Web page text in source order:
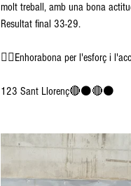
molt treball, amb una bona
Resultat final 33-29.
👉🏽Enhorabona per l'esforç i
123 Sant Llorenç🔴⚫🔴⚫